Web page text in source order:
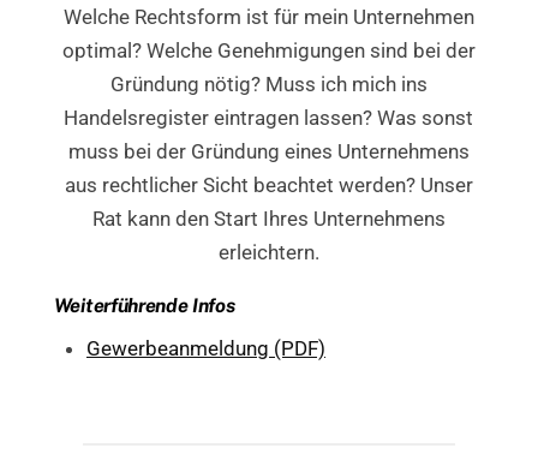
Welche Rechtsform ist für mein Unternehmen
optimal? Welche Genehmigungen sind bei der
Gründung nötig? Muss ich mich ins
Handelsregister eintragen lassen? Was sonst
muss bei der Gründung eines Unternehmens
aus rechtlicher Sicht beachtet werden? Unser
Rat kann den Start Ihres Unternehmens
erleichtern.
Weiterführende Infos
Gewerbeanmeldung (PDF)